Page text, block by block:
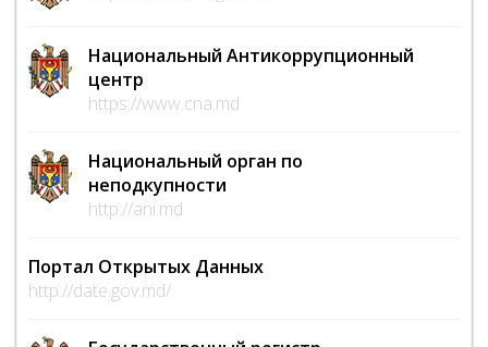
Национальный Антикоррупционный
центр
https://www.cna.md
Национальный орган по
неподкупности
http://ani.md
Портал Открытых Данных
http://date.gov.md/